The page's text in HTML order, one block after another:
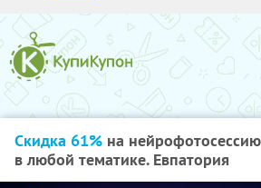
Скидка 61% на
в любой тематике. Евпатория